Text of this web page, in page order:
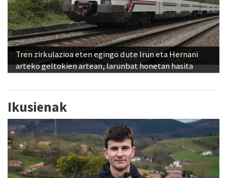
Tren zirkulazioa eten egingo dute Irun eta Hernani
arteko geltokien artean, larunbat honetan hasita
Ikusienak